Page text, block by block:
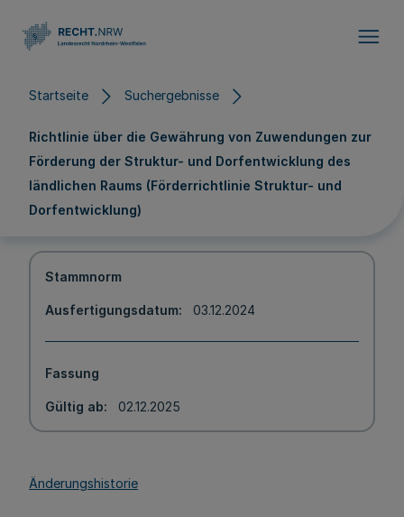
Startseite Suchergebnisse
Richtlinie über die Gewährung von Zuwendungen zur
Förderung der Struktur- und Dorfentwicklung des
ländlichen Raums (Förderrichtlinie Struktur- und
Dorfentwicklung)
Stammnorm
Ausfertigungsdatum 03.12.2024
Fassung
Gültig ab 02.12.2025
Änderungshistorie